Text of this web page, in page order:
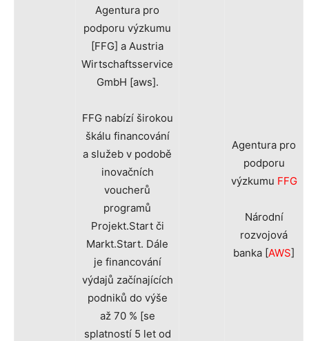
Agentura pro
podporu výzkumu
[FFG] a Austria
Wirtschaftsservice
GmbH [aws].
FFG nabízí širokou
škálu financování
a služeb v podobě
inovačních
voucherů
programů
Projekt.Start či
Markt.Start. Dále
je financování
výdajů začínajících
podniků do výše
až 70 % [se
splatností 5 let od
Agentura pro
podporu
výzkumu FFG
Národní
rozvojová
banka [AWS]